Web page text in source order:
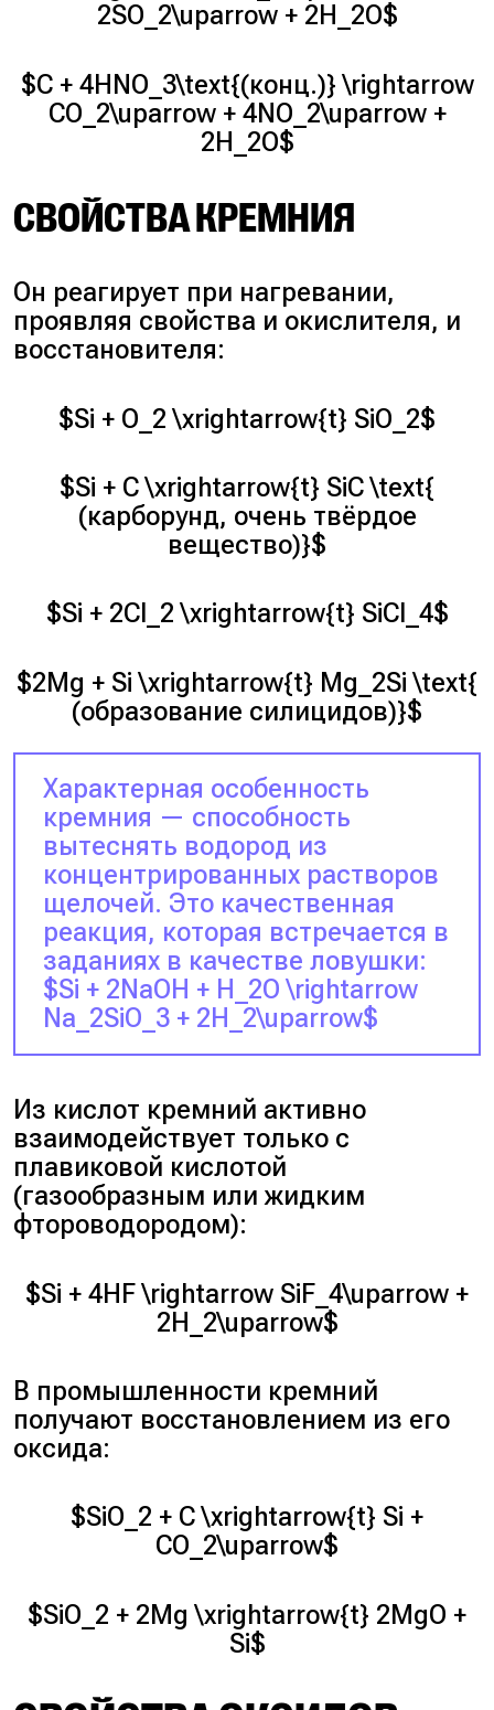
2SO_2\uparrow + 2H_2O$
$C + 4HNO_3\text{(конц.)} \rightarrow
CO_2\uparrow + 4NO_2\uparrow +
2H_2O$
СВОЙСТВА КРЕМНИЯ
Он реагирует при нагревании,
проявляя свойства и окислителя, и
восстановителя:
$Si + O_2 \xrightarrow{t} SiO_2$
$Si + C \xrightarrow{t} SiC \text{
(карборунд, очень твёрдое
вещество)}$
$Si + 2Cl_2 \xrightarrow{t} SiCl_4$
$2Mg + Si \xrightarrow{t} Mg_2Si \text{
(образование силицидов)}$
Характерная особенность
кремния — способность
вытеснять водород из
концентрированных растворов
щелочей. Это качественная
реакция, которая встречается в
заданиях в качестве ловушки:
$Si + 2NaOH + H_2O \rightarrow
Na_2SiO_3 + 2H_2\uparrow$
Из кислот кремний активно
взаимодействует только с
плавиковой кислотой
(газообразным или жидким
фтороводородом):
$Si + 4HF \rightarrow SiF_4\uparrow +
2H_2\uparrow$
В промышленности кремний
получают восстановлением из его
оксида:
$SiO_2 + C \xrightarrow{t} Si +
CO_2\uparrow$
$SiO_2 + 2Mg \xrightarrow{t} 2MgO +
Si$